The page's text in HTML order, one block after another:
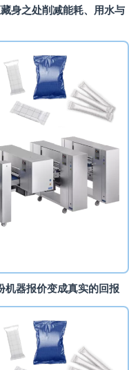
身之处削减能耗、用水与
机器报价变成真实的回报